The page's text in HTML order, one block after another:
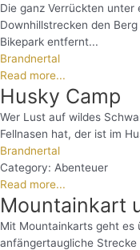
Die ganz Verrückten
Downhillstrecken den
Bikepark entfernt...
Brandnertal
Read more...
Husky Camp
Wer Lust auf wildes
Fellnasen hat, der ist im
Brandnertal
Category: Abenteuer
Read more...
Mountainkart
Mit Mountainkarts geht es
anfängertaugliche Strecke